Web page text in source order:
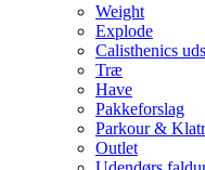
Weight
Explode
Calisthenics
Træ
Have
Pakkeforslag
Parkour &
Outlet